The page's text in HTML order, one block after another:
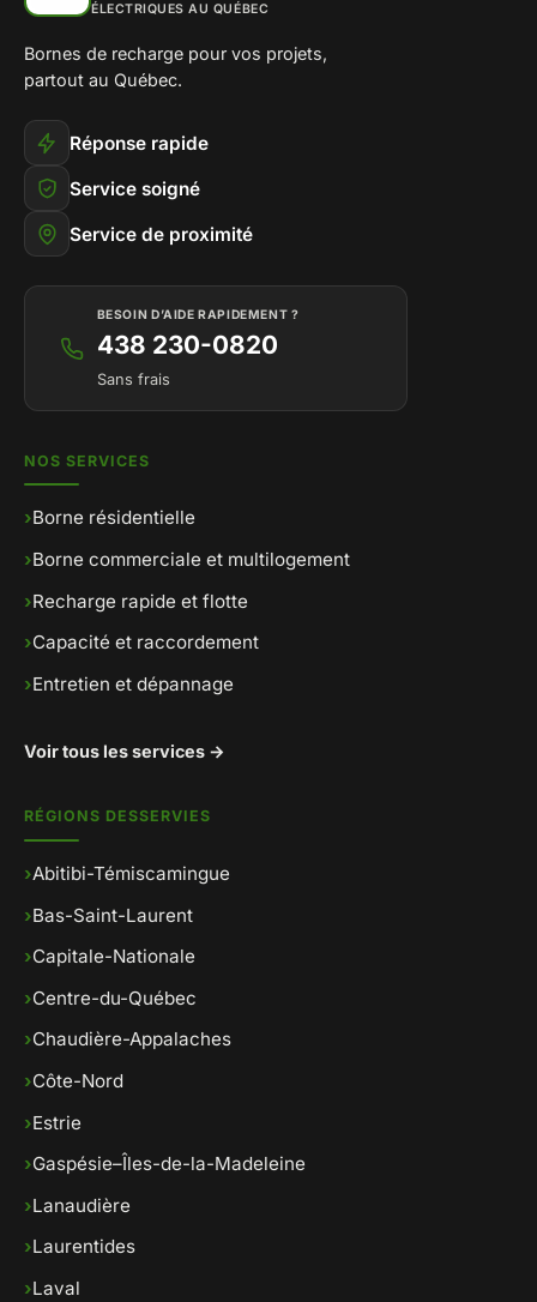
ÉLECTRIQUES AU QUÉBEC
Bornes de recharge pour vos projets,
partout au Québec.
Réponse rapide
Service soigné
Service de proximité
BESOIN D’AIDE RAPIDEMENT ?
438 230-0820
Sans frais
NOS SERVICES
›Borne résidentielle
›Borne commerciale et multilogement
›Recharge rapide et flotte
›Capacité et raccordement
›Entretien et dépannage
Voir tous les services →
RÉGIONS DESSERVIES
›Abitibi-Témiscamingue
›Bas-Saint-Laurent
›Capitale-Nationale
›Centre-du-Québec
›Chaudière-Appalaches
›Côte-Nord
›Estrie
›Gaspésie–Îles-de-la-Madeleine
›Lanaudière
›Laurentides
›Laval